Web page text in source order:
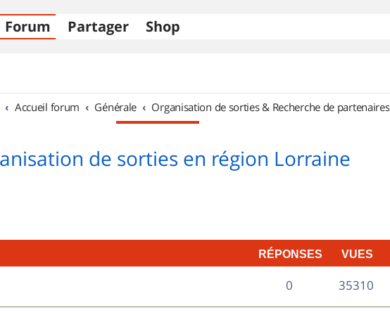
Forum Partager Shop
Accueil forum Générale Organisation de sorties & Recherche de partenaires
de sorties en région Lorraine
RÉPONSES VUES
0R
é
35310V
u